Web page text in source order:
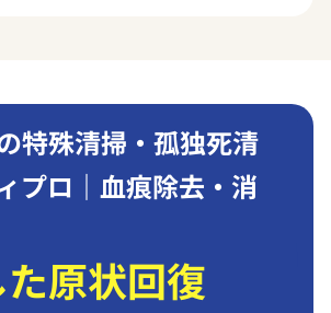
特殊清掃・孤独死清
プロ｜血痕除去・消
原状回復